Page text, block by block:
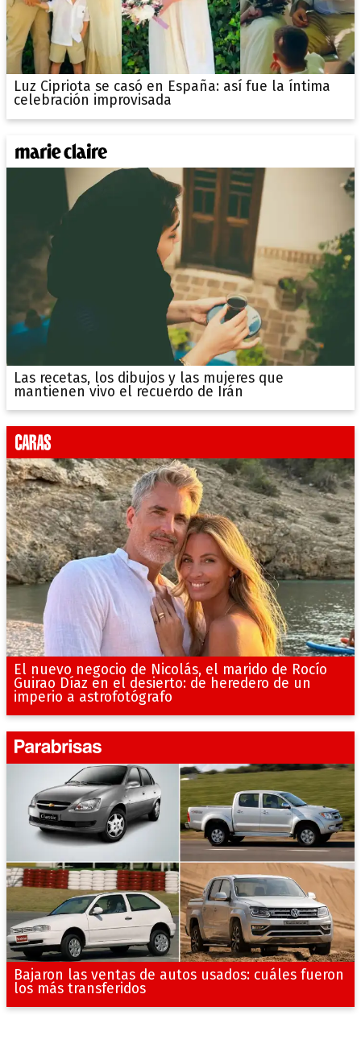
Luz Cipriota se casó en España: así fue la íntima
celebración improvisada
Las recetas, los dibujos y las mujeres que
mantienen vivo el recuerdo de Irán
El nuevo negocio de Nicolás, el marido de Rocío
Guirao Díaz en el desierto: de heredero de un
imperio a astrofotógrafo
Bajaron las ventas de autos usados: cuáles fueron
los más transferidos